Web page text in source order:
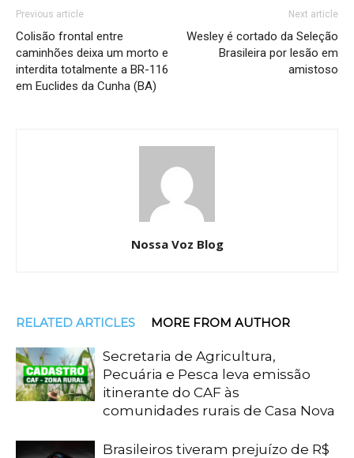
Previous article
Colisão frontal entre
caminhões deixa um morto e
interdita totalmente a BR-116
em Euclides da Cunha (BA)
Next article
Wesley é cortado da Seleção
Brasileira por lesão em
amistoso
Nossa Voz Blog
RELATED ARTICLES MORE FROM AUTHOR
Secretaria de Agricultura,
Pecuária e Pesca leva emissão
itinerante do CAF às
comunidades rurais de Casa Nova
Brasileiros tiveram prejuízo de R$